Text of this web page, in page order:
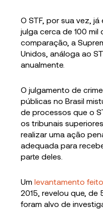
O STF, por sua vez,
julga cerca de 100
comparação, a
Unidos, análoga ao
anualmente.
O julgamento de
públicas no Brasil
de processos que o
os tribunais
realizar uma ação
adequada para
parte deles.
Umlevantamento
2015, revelou que,
foram alvo de